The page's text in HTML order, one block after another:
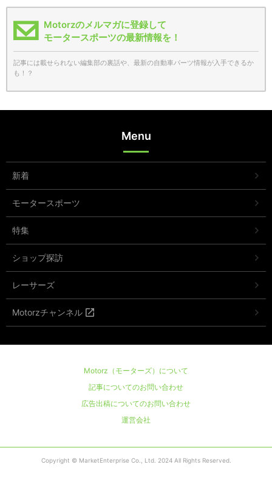
Motorzのメルマガに登録して
モータースポーツの最新情報を！
記事には載せられない編集部の裏話や、最新の自動車パーツ情報が入手できるか
も！？
Menu
新着
モータースポーツ
特集
ショップ探訪
レーサーズ
Motorzチャンネル
Motorz（モーターズ）について
記事についてのお問い合わせ
広告出稿についてのお問い合わせ
運営会社
Copyright © MarketEnterprise Co., Ltd. 2024 All Rights Reserved.